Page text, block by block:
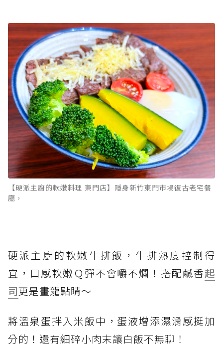
【硬派主廚的軟嫩料理 東門店】隱身新竹東門市場復古老宅餐
廳，
硬派主廚的軟嫩牛排飯，牛排熟度控制得
宜，口感軟嫩Ｑ彈不會嚼不爛！搭配鹹香起
司更是畫龍點睛～
將溫泉蛋拌入米飯中，蛋液增添濕滑感挺加
分的！還有細碎小肉末讓白飯不無聊！